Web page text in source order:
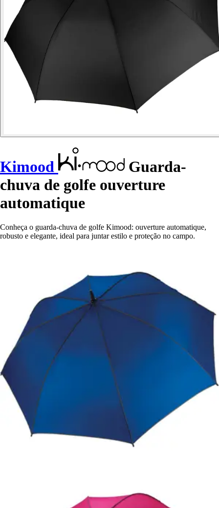
Kimood
Guarda-
chuva de golfe ouverture
automatique
Conheça o guarda-chuva de golfe Kimood: ouverture automatique,
robusto e elegante, ideal para juntar estilo e proteção no campo.